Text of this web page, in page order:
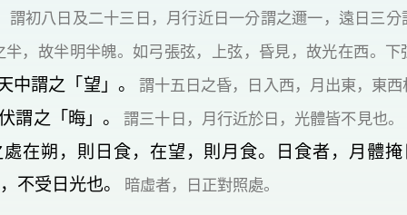
謂初八日及二十三日，月行近日一分謂之邇一，遠日三
，故半明半魄。如弓張弦，上弦，昏見，故光在西。
中謂之「望」。 謂十五日之昏，日入西，月出東，東
謂之「晦」。 謂三十日，月行近於日，光體皆不見也。
在朔，則日食，在望，則月食。日食者，月體
不受日光也。
暗虛者，日正對照處。